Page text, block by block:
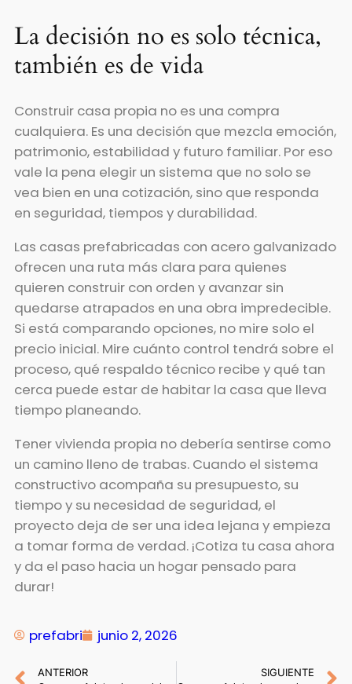
La decisión no es solo técnica,
también es de vida
Construir casa propia no es una compra
cualquiera. Es una decisión que mezcla emoción,
patrimonio, estabilidad y futuro familiar. Por eso
vale la pena elegir un sistema que no solo se
vea bien en una cotización, sino que responda
en seguridad, tiempos y durabilidad.
Las casas prefabricadas con acero galvanizado
ofrecen una ruta más clara para quienes
quieren construir con orden y avanzar sin
quedarse atrapados en una obra impredecible.
Si está comparando opciones, no mire solo el
precio inicial. Mire cuánto control tendrá sobre el
proceso, qué respaldo técnico recibe y qué tan
cerca puede estar de habitar la casa que lleva
tiempo planeando.
Tener vivienda propia no debería sentirse como
un camino lleno de trabas. Cuando el sistema
constructivo acompaña su presupuesto, su
tiempo y su necesidad de seguridad, el
proyecto deja de ser una idea lejana y empieza
a tomar forma de verdad. ¡Cotiza tu casa ahora
y da el paso hacia un hogar pensado para
durar!
prefabri junio 2, 2026
ANTERIOR
SIGUIENTE